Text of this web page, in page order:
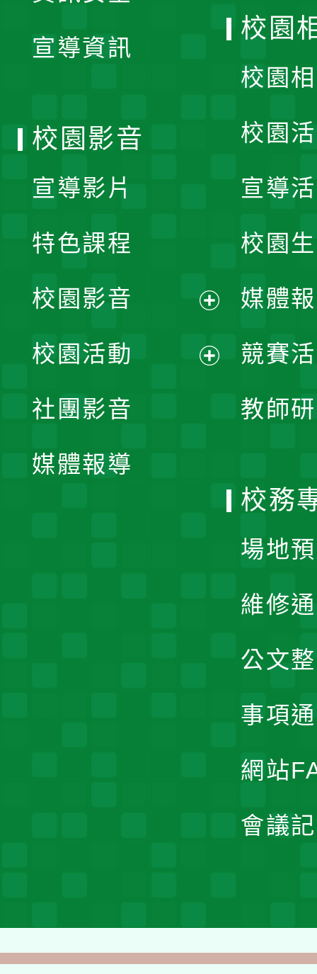
宣導資訊
校園
校園
校園
宣導
校園
媒體
競賽
教師
校園影音
宣導影片
特色課程
校園影音
開
校園活動
社團影音
媒體報導
校務
場地
維修
公文
事項
網站
會議